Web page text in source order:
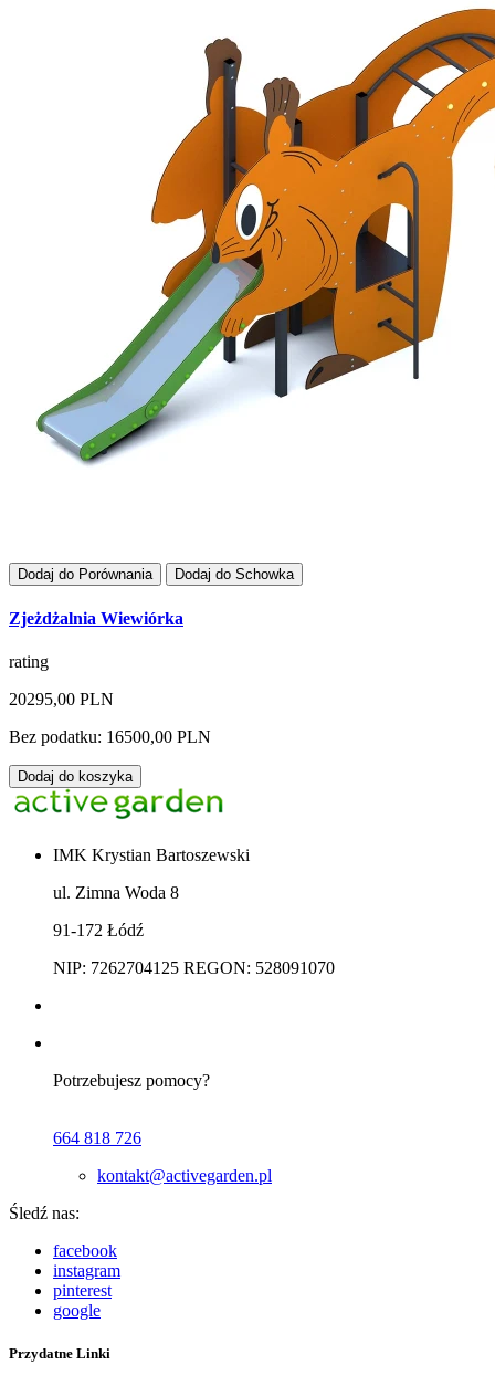
Dodaj do Porównania Dodaj do Schowka
Zjeżdżalnia Wiewiórka
rating
20295,00 PLN
Bez podatku: 16500,00 PLN
Dodaj do koszyka
IMK Krystian Bartoszewski
ul. Zimna Woda 8
91-172 Łódź
NIP: 7262704125 REGON: 528091070
Potrzebujesz pomocy?
664 818 726
kontakt@activegarden.pl
Śledź nas:
facebook
instagram
pinterest
google
Przydatne Linki